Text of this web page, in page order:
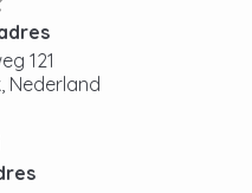
121
Nederland